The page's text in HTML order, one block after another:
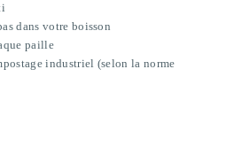
dans votre boisson
paille
industriel (selon la norme